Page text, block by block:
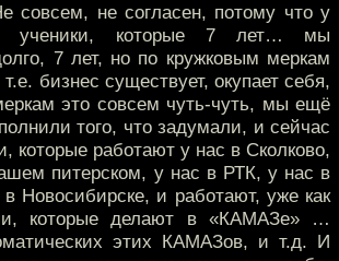
совсем, не согласен, потому что у
ученики, которые 7 лет… мы
7 лет, но по кружковым меркам
бизнес существует, окупает себя,
это совсем чуть-чуть, мы ещё
того, что задумали, и сейчас
которые работают у нас в Сколково,
питерском, у нас в РТК, у нас в
Новосибирске, и работают, уже как
которые делают в «КАМАЗе» …
этих КАМАЗов, и т.д. И